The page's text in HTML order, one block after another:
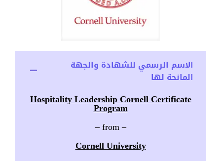
الاسم الرسمي للشهادة والجهة
المانحة لها
Hospitality Leadership Cornell Certificate
Program
– from –
Cornell University